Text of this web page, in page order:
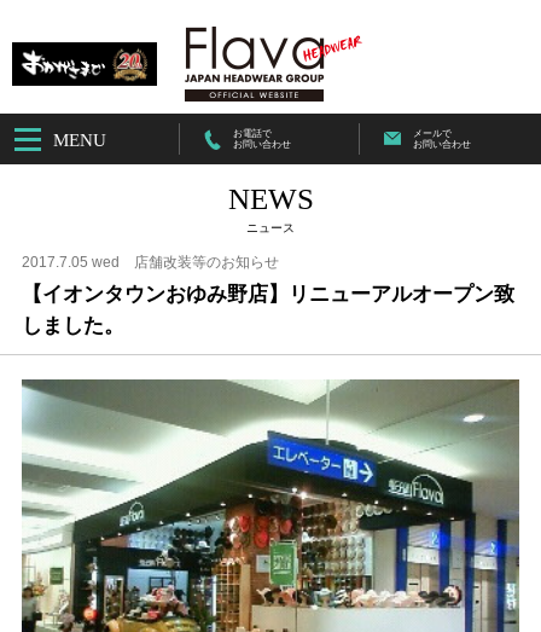
MENU
お電話で
お問い合わせ
メールで
お問い合わせ
NEWS
ニュース
2017.7.05 wed 店舗改装等のお知らせ
【イオンタウンおゆみ野店】リニューアルオープン致
しました。